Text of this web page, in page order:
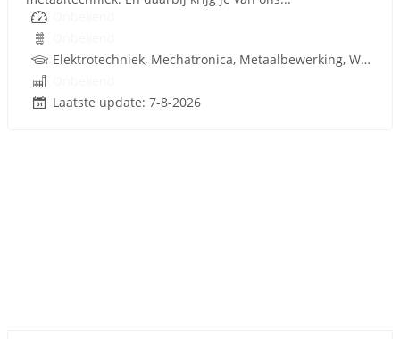
Elektrotechniek, Mechatronica, Metaalbewerking, Werktuigbouwkunde, Metaal, Techniek
Laatste update: 7-8-2026